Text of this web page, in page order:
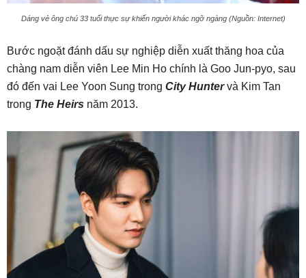
Dáng vẻ ông chú 33 tuổi thực sự khiến người khác ngỡ ngàng (Nguồn: Internet)
Bước ngoặt đánh dấu sự nghiệp diễn xuất thăng hoa của
chàng nam diễn viên Lee Min Ho chính là Goo Jun-pyo, sau
đó đến vai Lee Yoon Sung trong City Huntervà Kim Tan
trong The Heirs năm 2013.